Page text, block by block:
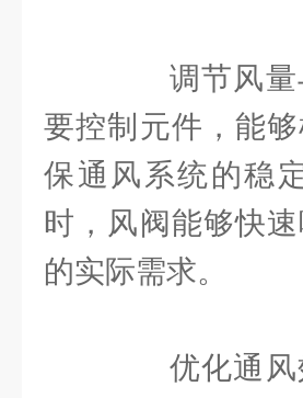
调节风量
要控制元件，能
保通风系统的稳
时，风阀能够快
的实际需求。
优化通风